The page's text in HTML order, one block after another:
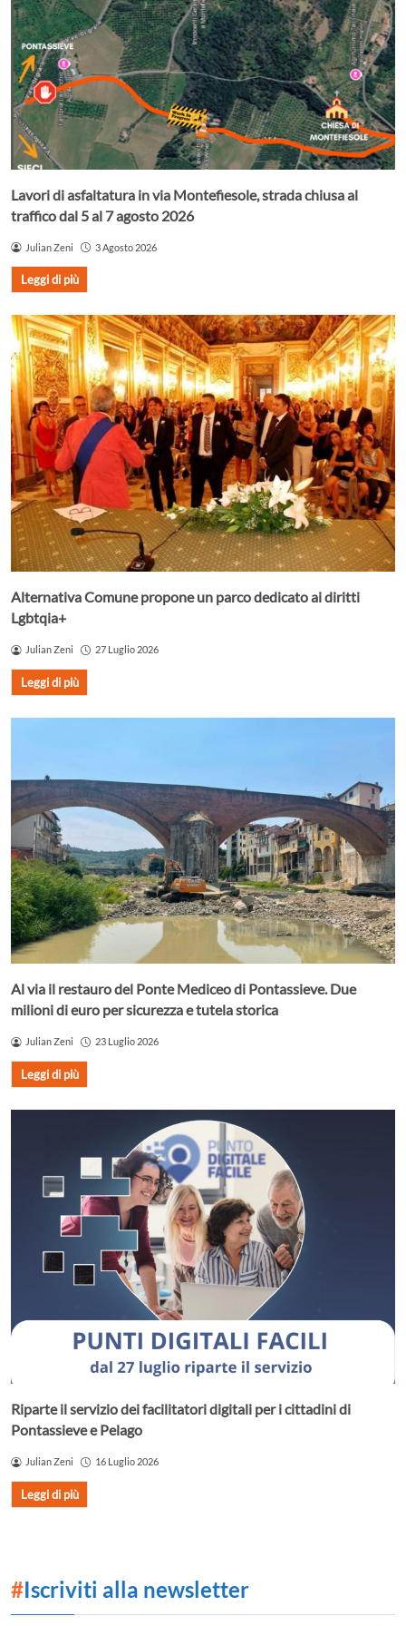
Lavori di asfaltatura in via Montefiesole, strada chiusa al
traffico dal 5 al 7 agosto 2026
Julian Zeni 3 Agosto 2026
Leggi di più
Alternativa Comune propone un parco dedicato ai diritti
Lgbtqia+
Julian Zeni 27 Luglio 2026
Leggi di più
Al via il restauro del Ponte Mediceo di Pontassieve. Due
milioni di euro per sicurezza e tutela storica
Julian Zeni 23 Luglio 2026
Leggi di più
Riparte il servizio dei facilitatori digitali per i cittadini di
Pontassieve e Pelago
Julian Zeni 16 Luglio 2026
Leggi di più
#Iscriviti alla newsletter